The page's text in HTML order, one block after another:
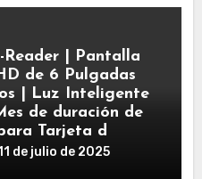
Reader | Pantalla
de 6 Pulgadas
| Luz Inteligente
de duración de
Tarjeta d
de julio de 2025